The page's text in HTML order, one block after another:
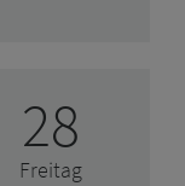
28
Freitag